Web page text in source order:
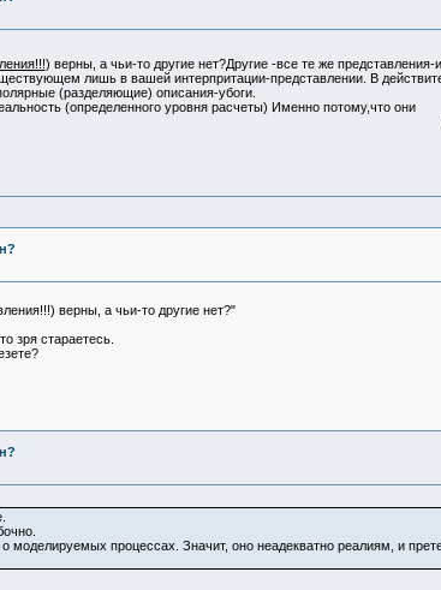
) верны, а чьи-то другие нет?Другие -все те же
лишь в вашей интерпритации-представлении. В
(разделяющие) описания-убоги.
(определенного уровня расчеты) Именно потому,что они
не
верны, а чьи-то другие нет?"
зря стараетесь.
процессах. Значит, оно неадекватно реалиям, и